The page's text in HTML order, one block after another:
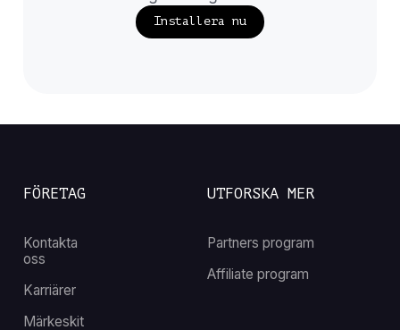
Installera nu
FÖRETAG
Kontakta
oss
Karriärer
Märkeskit
UTFORSKA MER
Partners program
Affiliate program